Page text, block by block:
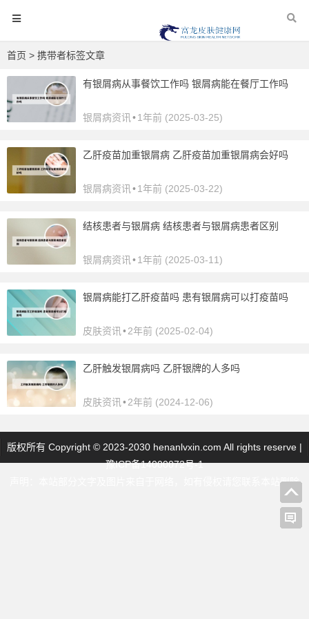
首页 > 携带者标签文章
有银屑病从事餐饮工作吗 银屑病能在餐厅工作吗
银屑病资讯 •1年前 (2025-03-25)
乙肝疫苗加重银屑病 乙肝疫苗加重银屑病会好吗
银屑病资讯 •1年前 (2025-03-22)
结核患者与银屑病 结核患者与银屑病患者区别
银屑病资讯 •1年前 (2025-03-11)
银屑病能打乙肝疫苗吗 患有银屑病可以打疫苗吗
皮肤资讯 •2年前 (2025-02-04)
乙肝触发银屑病吗 乙肝银牌的人多吗
皮肤资讯 •2年前 (2024-12-06)
版权所有 Copyright © 2023-2030 henanlvxin.com All rights reserve |
豫ICP备14000072号-1
声明：本站部分文字及图片来自于网络，如有侵权请您联系本站删除